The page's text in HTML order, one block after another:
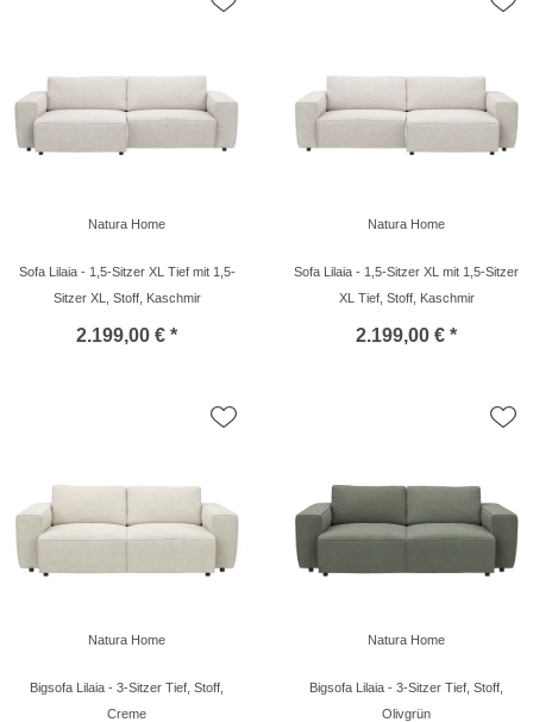
Natura Home
Sofa Lilaia - 1,5-Sitzer XL Tief mit 1,5-
Sitzer XL, Stoff, Kaschmir
2.199,00 € *
Natura Home
Sofa Lilaia - 1,5-Sitzer XL mit 1,5-Sitzer
XL Tief, Stoff, Kaschmir
2.199,00 € *
Natura Home
Bigsofa Lilaia - 3-Sitzer Tief, Stoff,
Creme
Natura Home
Bigsofa Lilaia - 3-Sitzer Tief, Stoff,
Olivgrün